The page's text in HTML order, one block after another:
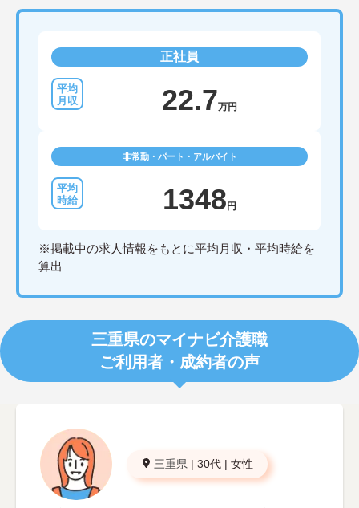
正社員
22.7万円
非常勤・パート・アルバイト
1348円
※掲載中の求人情報をもとに平均月収・平均時給を
算出
三重県のマイナビ介護職
ご利用者・成約者の声
三重県 | 30代 | 女性